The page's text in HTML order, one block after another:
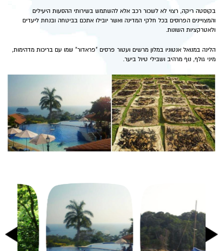
בקוסטה ריקה, רצוי לא לשכור רכב אלא להשתמש בשירותי ההסעות היעילים
והמצויינים הפרוסים בכל חלקי המדינה ואשר יובילו אתכם בביטחה ובנחת ליעדים
ולאטרקציות השונות.
הלינה במנואל אנטוניו במלון מרשים ועטור פרסים "פראדור" שמו עם בריכות מדהימות,
מיני גולף, נוף מרהיב ושבילי טיול ביער.